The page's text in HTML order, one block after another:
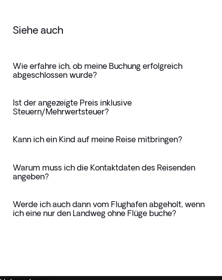
Siehe auch
Wie erfahre ich, ob meine Buchung erfolgreich
abgeschlossen wurde?
Ist der angezeigte Preis inklusive
Steuern/Mehrwertsteuer?
Kann ich ein Kind auf meine Reise mitbringen?
Warum muss ich die Kontaktdaten des Reisenden
angeben?
Werde ich auch dann vom Flughafen abgeholt, wenn
ich eine nur den Landweg ohne Flüge buche?